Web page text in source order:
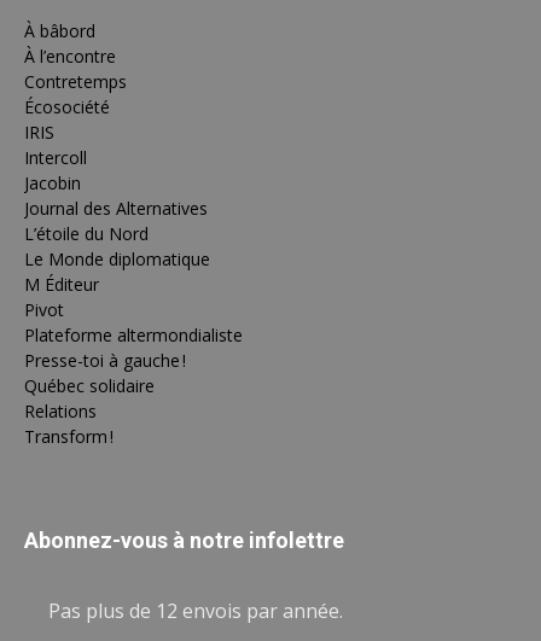
À bâbord
À l’encontre
Contretemps
Écosociété
IRIS
Intercoll
Jacobin
Journal des Alternatives
L’étoile du Nord
Le Monde diplomatique
M Éditeur
Pivot
Plateforme altermondialiste
Presse-toi à gauche !
Québec solidaire
Relations
Transform !
Abonnez-vous à notre infolettre
Pas plus de 12 envois par année.